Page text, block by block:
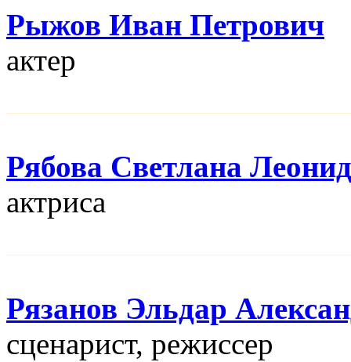
Рыжов Иван Петрович
актер
Рябова Светлана
актриса
Рязанов Эльдар
сценарист, режисcер